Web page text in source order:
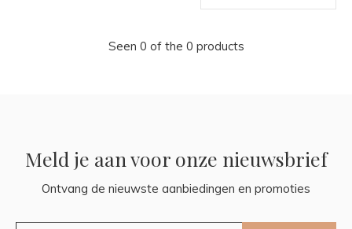
Seen 0 of the 0 products
Meld je aan voor onze nieuwsbrief
Ontvang de nieuwste aanbiedingen en promoties